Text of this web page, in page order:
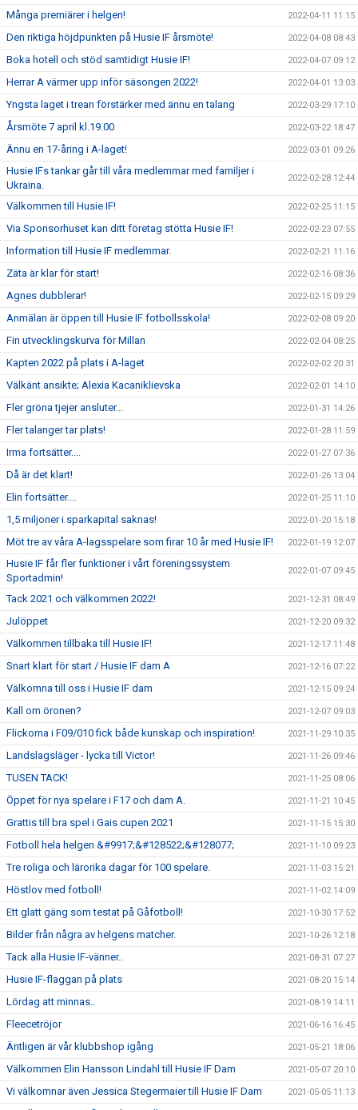
Många premiärer i helgen! 2022-04-11 11:15
Den riktiga höjdpunkten på Husie IF årsmöte! 2022-04-08 08:43
Boka hotell och stöd samtidigt Husie IF! 2022-04-07 09:12
Herrar A värmer upp inför säsongen 2022! 2022-04-01 13:03
Yngsta laget i trean förstärker med ännu en talang 2022-03-29 17:10
Årsmöte 7 april kl.19.00 2022-03-22 18:47
Ännu en 17-åring i A-laget! 2022-03-01 09:26
Husie IFs tankar går till våra medlemmar med familjer i
Ukraina.
2022-02-28 12:44
Välkommen till Husie IF! 2022-02-25 11:15
Via Sponsorhuset kan ditt företag stötta Husie IF! 2022-02-23 07:55
Information till Husie IF medlemmar. 2022-02-21 11:16
Zäta är klar för start! 2022-02-16 08:36
Agnes dubblerar! 2022-02-15 09:29
Anmälan är öppen till Husie IF fotbollsskola! 2022-02-08 09:20
Fin utvecklingskurva för Millan 2022-02-04 08:25
Kapten 2022 på plats i A-laget 2022-02-02 20:31
Välkänt ansikte; Alexia Kacaniklievska 2022-02-01 14:10
Fler gröna tjejer ansluter... 2022-01-31 14:26
Fler talanger tar plats! 2022-01-28 11:59
Irma fortsätter.... 2022-01-27 07:36
Då är det klart! 2022-01-26 13:04
Elin fortsätter.... 2022-01-25 11:10
1,5 miljoner i sparkapital saknas! 2022-01-20 15:18
Möt tre av våra A-lagsspelare som firar 10 år med Husie IF! 2022-01-19 12:07
Husie IF får fler funktioner i vårt föreningssystem
Sportadmin!
2022-01-07 09:45
Tack 2021 och välkommen 2022! 2021-12-31 08:49
Julöppet 2021-12-20 09:32
Välkommen tillbaka till Husie IF! 2021-12-17 11:48
Snart klart för start / Husie IF dam A 2021-12-16 07:22
Välkomna till oss i Husie IF dam 2021-12-15 09:24
Kall om öronen? 2021-12-07 09:03
Flickorna i F09/010 fick både kunskap och inspiration! 2021-11-29 10:35
Landslagsläger - lycka till Victor! 2021-11-26 09:46
TUSEN TACK! 2021-11-25 08:06
Öppet för nya spelare i F17 och dam A. 2021-11-21 10:45
Grattis till bra spel i Gais cupen 2021 2021-11-15 15:30
Fotboll hela helgen &#9917;&#128522;&#128077; 2021-11-10 09:23
Tre roliga och lärorika dagar för 100 spelare. 2021-11-03 15:21
Höstlov med fotboll! 2021-11-02 14:09
Ett glatt gäng som testat på Gåfotboll! 2021-10-30 17:52
Bilder från några av helgens matcher. 2021-10-26 12:18
Tack alla Husie IF-vänner.. 2021-08-31 07:27
Husie IF-flaggan på plats 2021-08-20 15:14
Lördag att minnas.. 2021-08-19 14:11
Fleecetröjor 2021-06-16 16:45
Äntligen är vår klubbshop igång 2021-05-21 18:06
Välkommen Elin Hansson Lindahl till Husie IF Dam 2021-05-07 20:10
Vi välkomnar även Jessica Stegermaier till Husie IF Dam 2021-05-05 11:13